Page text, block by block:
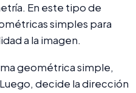
En este tipo de
simples para
a la imagen.
geométrica simple,
decide la dirección